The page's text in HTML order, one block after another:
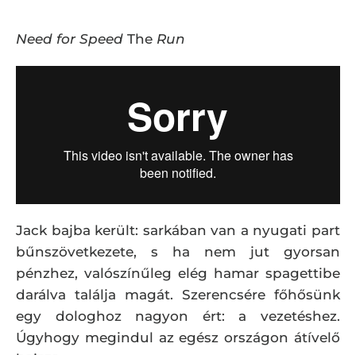
Need for Speed The Run
Jack bajba került: sarkában van a nyugati part
bűnszövetkezete, s ha nem jut gyorsan
pénzhez, valószínűleg elég hamar spagettibe
darálva találja magát. Szerencsére főhősünk
egy dologhoz nagyon ért: a vezetéshez.
Úgyhogy megindul az egész országon átívelő